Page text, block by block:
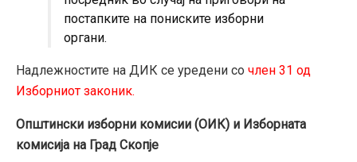
постапките на пониските изборни
органи.
Надлежностите на ДИК се уредени со член 31 од
Изборниот законик.
Општински изборни комисии (ОИК) и Изборната
комисија на Град Скопје